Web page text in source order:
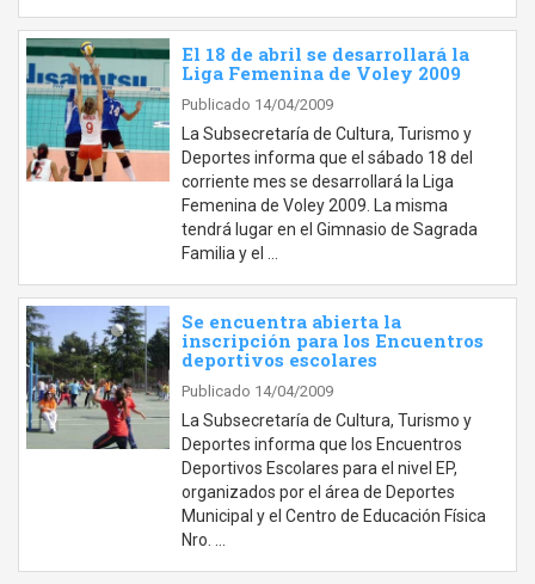
El 18 de abril se desarrollará la
Liga Femenina de Voley 2009
Publicado 14/04/2009
La Subsecretaría de Cultura, Turismo y
Deportes informa que el sábado 18 del
corriente mes se desarrollará la Liga
Femenina de Voley 2009. La misma
tendrá lugar en el Gimnasio de Sagrada
Familia y el …
Se encuentra abierta la
inscripción para los Encuentros
deportivos escolares
Publicado 14/04/2009
La Subsecretaría de Cultura, Turismo y
Deportes informa que los Encuentros
Deportivos Escolares para el nivel EP,
organizados por el área de Deportes
Municipal y el Centro de Educación Física
Nro. …